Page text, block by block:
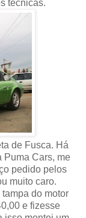
técnicas.
de Fusca. Há
Puma Cars, me
pedido pelos
muito caro.
do motor
e fizesse